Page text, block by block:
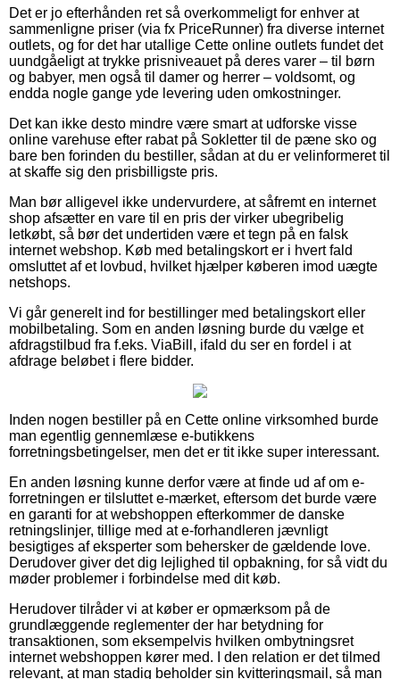
Det er jo efterhånden ret så overkommeligt for enhver at
sammenligne priser (via fx PriceRunner) fra diverse internet
outlets, og for det har utallige Cette online outlets fundet det
uundgåeligt at trykke prisniveauet på deres varer – til børn
og babyer, men også til damer og herrer – voldsomt, og
endda nogle gange yde levering uden omkostninger.
Det kan ikke desto mindre være smart at udforske visse
online varehuse efter rabat på Sokletter til de pæne sko og
bare ben forinden du bestiller, sådan at du er velinformeret til
at skaffe sig den prisbilligste pris.
Man bør alligevel ikke undervurdere, at såfremt en internet
shop afsætter en vare til en pris der virker ubegribelig
letkøbt, så bør det undertiden være et tegn på en falsk
internet webshop. Køb med betalingskort er i hvert fald
omsluttet af et lovbud, hvilket hjælper køberen imod uægte
netshops.
Vi går generelt ind for bestillinger med betalingskort eller
mobilbetaling. Som en anden løsning burde du vælge et
afdragstilbud fra f.eks. ViaBill, ifald du ser en fordel i at
afdrage beløbet i flere bidder.
Inden nogen bestiller på en Cette online virksomhed burde
man egentlig gennemlæse e-butikkens
forretningsbetingelser, men det er tit ikke super interessant.
En anden løsning kunne derfor være at finde ud af om e-
forretningen er tilsluttet e-mærket, eftersom det burde være
en garanti for at webshoppen efterkommer de danske
retningslinjer, tillige med at e-forhandleren jævnligt
besigtiges af eksperter som behersker de gældende love.
Derudover giver det dig lejlighed til opbakning, for så vidt du
møder problemer i forbindelse med dit køb.
Herudover tilråder vi at køber er opmærksom på de
grundlæggende reglementer der har betydning for
transaktionen, som eksempelvis hvilken ombytningsret
internet webshoppen kører med. I den relation er det tilmed
relevant, at man stadig beholder sin kvitteringsmail, så man